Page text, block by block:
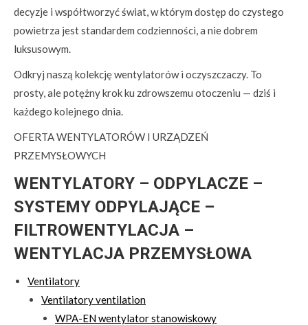
decyzje i współtworzyć świat, w którym dostęp do czystego
powietrza jest standardem codzienności, a nie dobrem
luksusowym.
Odkryj naszą kolekcję wentylatorów i oczyszczaczy. To
prosty, ale potężny krok ku zdrowszemu otoczeniu — dziś i
każdego kolejnego dnia.
OFERTA WENTYLATORÓW I URZĄDZEŃ
PRZEMYSŁOWYCH
WENTYLATORY – ODPYLACZE –
SYSTEMY ODPYLAJĄCE –
FILTROWENTYLACJA –
WENTYLACJA PRZEMYSŁOWA
Ventilatory
Ventilatory ventilation
WPA-EN wentylator stanowiskowy